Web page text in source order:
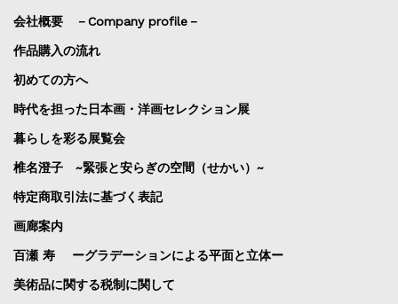
会社概要 －Company profile－
作品購入の流れ
初めての方へ
時代を担った日本画・洋画セレクション展
暮らしを彩る展覧会
椎名澄子 ~緊張と安らぎの空間（せかい）~
特定商取引法に基づく表記
画廊案内
百瀬 寿 ーグラデーションによる平面と立体ー
美術品に関する税制に関して